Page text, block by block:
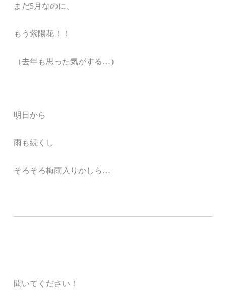
まだ5月なのに、
もう紫陽花！！
（去年も思った気がする…）
明日から
雨も続くし
そろそろ梅雨入りかしら…
聞いてください！